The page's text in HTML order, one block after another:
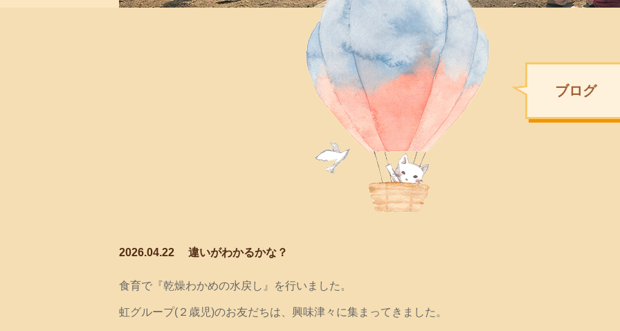
ブログ
2026.04.22 違いがわかるかな？
食育で『乾燥わかめの水戻し』を行いました。
虹グループ(２歳児)のお友だちは、興味津々に集まってきました。